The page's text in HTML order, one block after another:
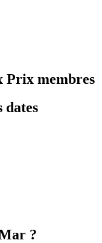
Prix membres
dates
?